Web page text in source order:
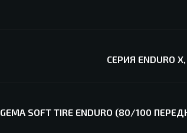
СЕРИЯ ENDURO
GEMA SOFT TIRE ENDURO (80/100